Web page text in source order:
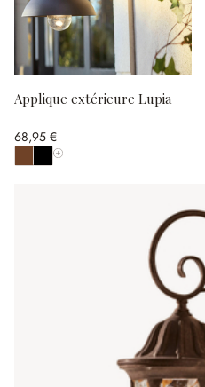
Applique extérieure Lupia
68,95 €
Afficher toutes les couleurs